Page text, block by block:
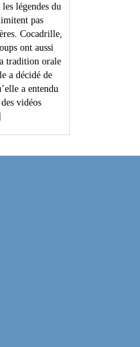
légendes du
pas
Cocadrille,
ont aussi
tradition orale
a décidé de
a entendu
vidéos